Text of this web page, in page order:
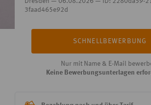
3faad465e92d
SCHNELLBEWERBUNG
Nur mit Name & E-Mail
Keine Bewerbungsunterlagen